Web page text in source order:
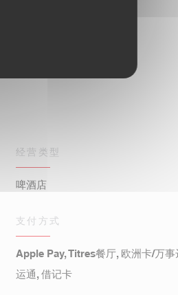
经营类型
啤酒店
支付方式
Apple Pay, Titres餐厅, 欧洲卡/万事
运通, 借记卡